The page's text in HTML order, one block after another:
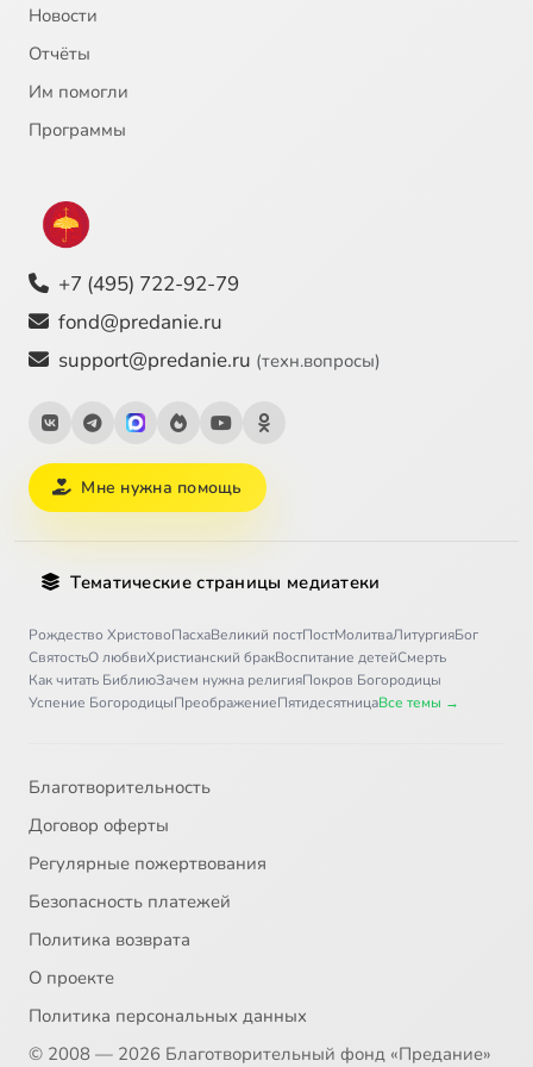
Новости
Отчёты
Им помогли
Программы
+7 (495) 722-92-79
fond@predanie.ru
support@predanie.ru (техн.вопросы)
Мне нужна помощь
Тематические страницы медиатеки
Рождество ХристовоПасхаВеликий постПостМолитваЛитургияБог
СвятостьО любвиХристианский бракВоспитание детейСмерть
Как читать БиблиюЗачем нужна религияПокров Богородицы
Успение БогородицыПреображениеПятидесятницаВсе темы →
Благотворительность
Договор оферты
Регулярные пожертвования
Безопасность платежей
Политика возврата
О проекте
Политика персональных данных
© 2008 — 2026 Благотворительный фонд «Предание»